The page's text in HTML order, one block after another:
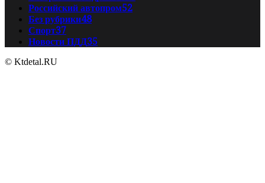
Российский автопром52
Без рубрики48
Спорт37
Новости ПДД35
© Ktdetal.RU